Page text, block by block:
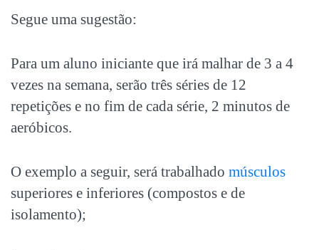
Segue uma sugestão:
Para um aluno iniciante que irá malhar de 3 a 4
vezes na semana, serão três séries de 12
repetições e no fim de cada série, 2 minutos de
aeróbicos.
O exemplo a seguir, será trabalhado músculos
superiores e inferiores (compostos e de
isolamento);